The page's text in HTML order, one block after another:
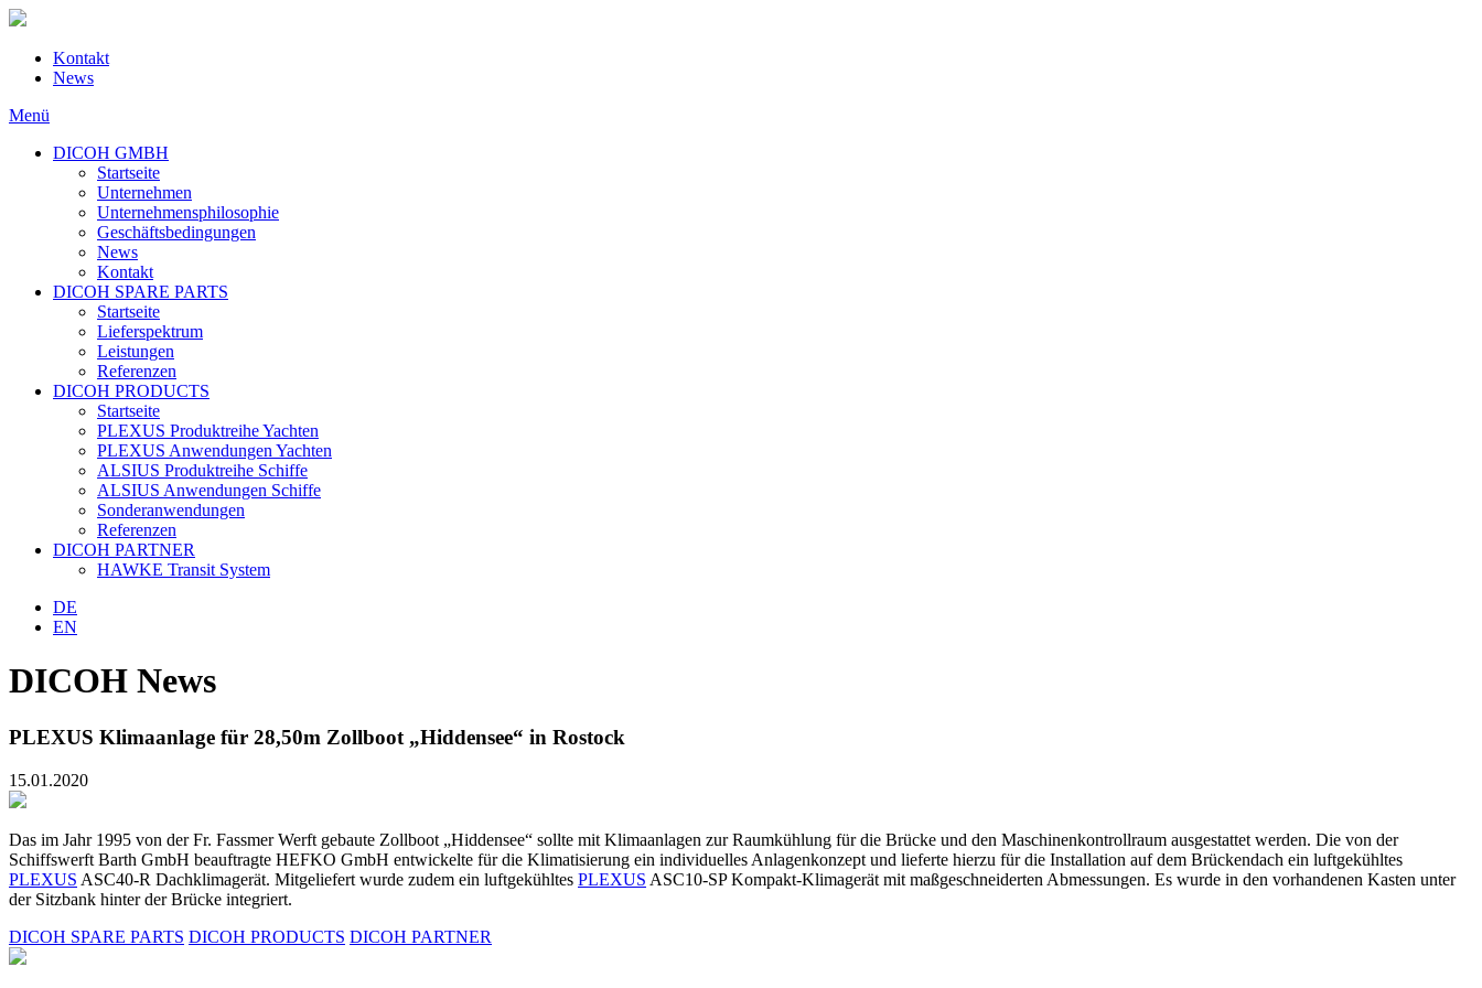
Kontakt
News
Menü
DICOH GMBH
Startseite
Unternehmen
Unternehmensphilosophie
Geschäftsbedingungen
News
Kontakt
DICOH SPARE PARTS
Startseite
Lieferspektrum
Leistungen
Referenzen
DICOH PRODUCTS
Startseite
PLEXUS Produktreihe Yachten
PLEXUS Anwendungen Yachten
ALSIUS Produktreihe Schiffe
ALSIUS Anwendungen Schiffe
Sonderanwendungen
Referenzen
DICOH PARTNER
HAWKE Transit System
DE
EN
DICOH News
PLEXUS Klimaanlage für 28,50m Zollboot „Hiddensee“ in Rostock
15.01.2020
Das im Jahr 1995 von der Fr. Fassmer Werft gebaute Zollboot „Hiddensee“ sollte mit Klimaanlagen zur Raumkühlung für die Brücke und den Maschinenkontrollraum ausgestattet werden. Die von der
Schiffswerft Barth GmbH beauftragte HEFKO GmbH entwickelte für die Klimatisierung ein individuelles Anlagenkonzept und lieferte hierzu für die Installation auf dem Brückendach ein luftgekühltes
PLEXUS ASC40-R Dachklimagerät. Mitgeliefert wurde zudem ein luftgekühltes PLEXUS ASC10-SP Kompakt-Klimagerät mit maßgeschneiderten Abmessungen. Es wurde in den vorhandenen Kasten unter
der Sitzbank hinter der Brücke integriert.
DICOH SPARE PARTS DICOH PRODUCTS DICOH PARTNER